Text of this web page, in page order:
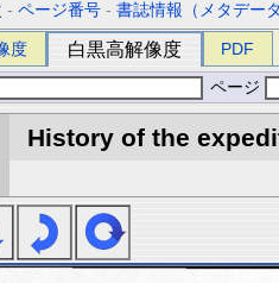
-ページ番号 -書誌情報（メタデー
度 白黒高解像度 PDF
ページ
History of the